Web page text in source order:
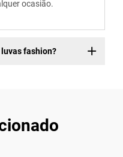
ocasião.
fashion?